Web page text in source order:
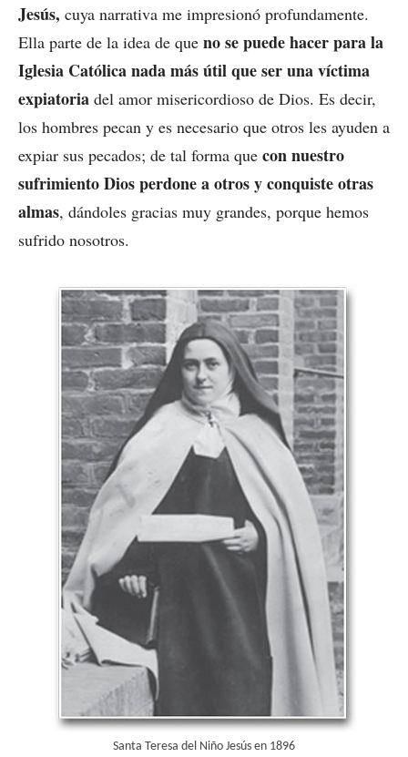
Jesús, cuya narrativa me impresionó profundamente.
Ella parte de la idea de que no se puede hacer para la
Iglesia Católica nada más útil que ser una víctima
expiatoria del amor misericordioso de Dios. Es decir,
los hombres pecan y es necesario que otros les ayuden a
expiar sus pecados; de tal forma que con nuestro
sufrimiento Dios perdone a otros y conquiste otras
almas, dándoles gracias muy grandes, porque hemos
sufrido nosotros.
Santa Teresa del Niño Jesús en 1896